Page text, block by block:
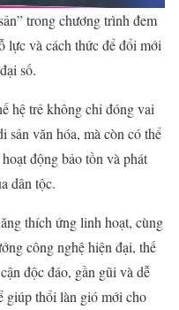
trong chương trình đem
lực và cách thức để đổi mới
số.
hệ trẻ không chỉ đóng vai
sản văn hóa, mà còn có thể
động bảo tồn và phát
dân tộc.
thích ứng linh hoạt, cùng
công nghệ hiện đại, thế
độc đáo, gần gũi và dễ
giúp thổi làn gió mới cho